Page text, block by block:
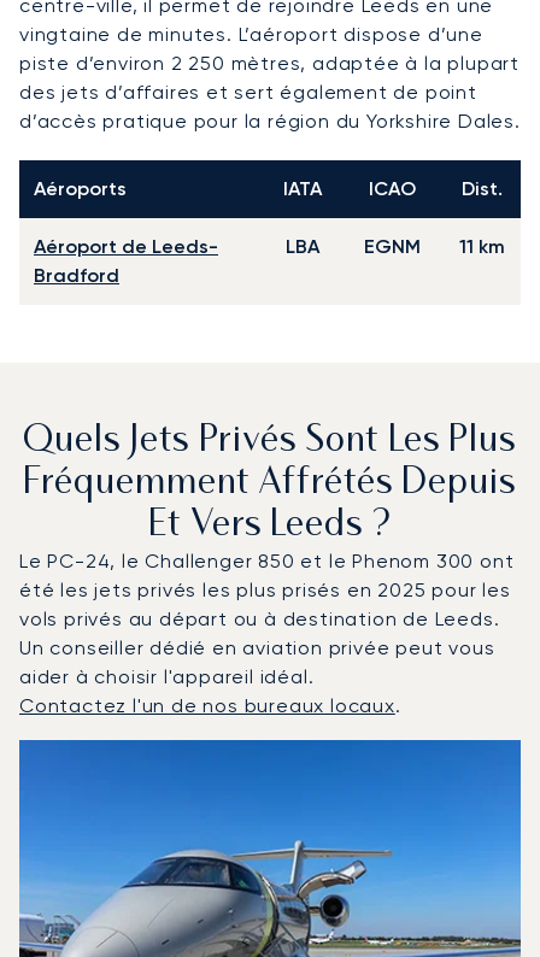
centre-ville, il permet de rejoindre Leeds en une
vingtaine de minutes. L’aéroport dispose d’une
piste d’environ 2 250 mètres, adaptée à la plupart
des jets d’affaires et sert également de point
d’accès pratique pour la région du Yorkshire Dales.
Aéroports IATA ICAO Dist.
Aéroport de Leeds-
Bradford
LBA EGNM 11 km
Quels Jets Privés Sont Les Plus
Fréquemment Affrétés Depuis
Et Vers Leeds ?
Le PC-24, le Challenger 850 et le Phenom 300 ont
été les jets privés les plus prisés en 2025 pour les
vols privés au départ ou à destination de Leeds.
Un conseiller dédié en aviation privée peut vous
aider à choisir l'appareil idéal.
Contactez l'un de nos bureaux locaux.